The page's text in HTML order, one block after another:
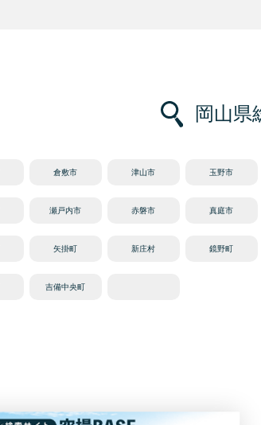
岡山県
倉敷市 津山市 玉野市
瀬戸内市 赤磐市 真庭市
矢掛町 新庄村 鏡野町
吉備中央町